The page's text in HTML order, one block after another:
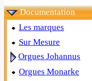
Documentation
Les marques
Sur Mesure
Orgues Johannus
Orgues Monarke